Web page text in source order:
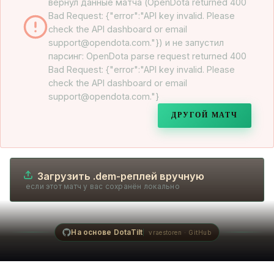
вернул данные матча (OpenDota returned 400
Bad Request: {"error":"API key invalid. Please
check the API dashboard or email
support@opendota.com."}) и не запустил
парсинг: OpenDota parse request returned 400
Bad Request: {"error":"API key invalid. Please
check the API dashboard or email
support@opendota.com."}
ДРУГОЙ МАТЧ
Загрузить .dem-реплей вручную
если этот матч у вас сохранён локально
На основе DotaTilt vraestoren · GitHub